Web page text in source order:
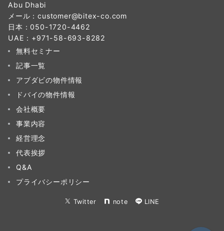
Abu Dhabi
メール：customer@bitex-co.com
日本： 050-1720-4462
UAE： +971-58-693-8282‬
無料セミナー
記事一覧
アブダビの物件情報
ドバイの物件情報
会社概要
事業内容
経営理念
代表挨拶
Q&A
プライバシーポリシー
Twitter note LINE